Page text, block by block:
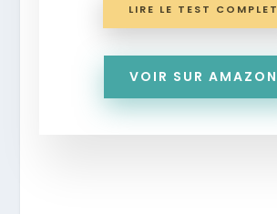
LIRE LE TEST COMPLET
VOIR SUR AMAZON